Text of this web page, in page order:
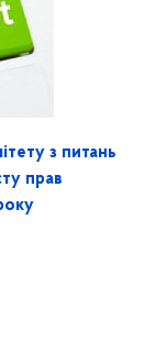
з питань
прав